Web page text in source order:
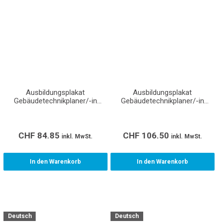
Ausbildungsplakat
Gebäudetechnikplaner/-in
CHF 84.85 inkl. MwSt.
In den Warenkorb
Ausbildungsplakat
Gebäudetechnikplaner/-in
CHF 106.50 inkl. MwSt.
In den Warenkorb
Deutsch Deutsch